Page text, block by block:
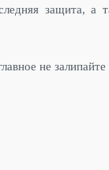
защита, а
не залипайте